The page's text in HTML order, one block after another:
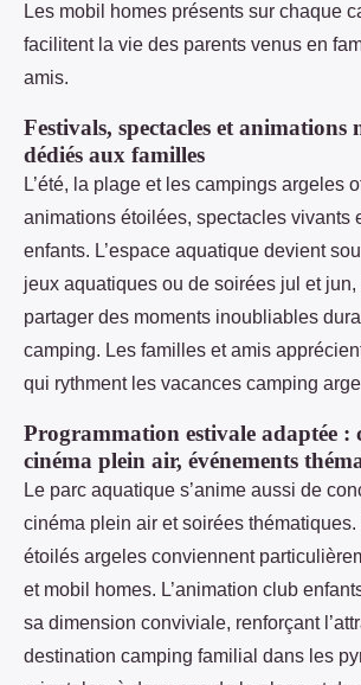
Les mobil homes présents sur chaque
facilitent la vie des parents venus en
amis.
Festivals, spectacles et animations
dédiés aux familles
L’été, la plage et les campings argeles
animations étoilées, spectacles vivants
enfants. L’espace aquatique devient
jeux aquatiques ou de soirées jul et
partager des moments inoubliables
camping. Les familles et amis
qui rythment les vacances camping
Programmation estivale adaptée :
cinéma plein air, événements
Le parc aquatique s’anime aussi de
cinéma plein air et soirées
étoilés argeles conviennent
et mobil homes. L’animation club
sa dimension conviviale, renforçant
destination camping familial dans les